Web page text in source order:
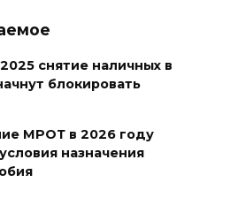
17:24
память
16:55
снятие наличных в
блокировать
МРОТ в 2026 году
назначения